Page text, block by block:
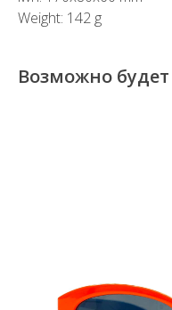
Weight: 142 g
Возможно
звонок